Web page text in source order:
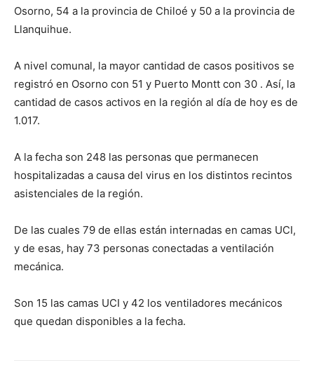
Osorno, 54 a la provincia de Chiloé y 50 a la provincia de
Llanquihue.
A nivel comunal, la mayor cantidad de casos positivos se
registró en Osorno con 51 y Puerto Montt con 30 . Así, la
cantidad de casos activos en la región al día de hoy es de
1.017.
A la fecha son 248 las personas que permanecen
hospitalizadas a causa del virus en los distintos recintos
asistenciales de la región.
De las cuales 79 de ellas están internadas en camas UCI,
y de esas, hay 73 personas conectadas a ventilación
mecánica.
Son 15 las camas UCI y 42 los ventiladores mecánicos
que quedan disponibles a la fecha.